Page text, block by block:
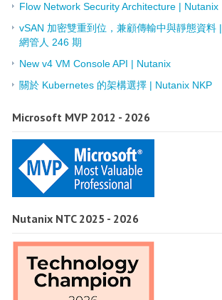
Flow Network Security Architecture | Nutanix
vSAN 加密雙重到位，兼顧傳輸中與靜態資料 |
網管人 246 期
New v4 VM Console API | Nutanix
關於 Kubernetes 的架構選擇 | Nutanix NKP
Microsoft MVP 2012 - 2026
Nutanix NTC 2025 - 2026